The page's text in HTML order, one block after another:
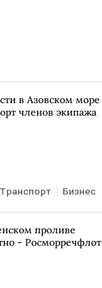
в Азовском море
членов экипажа
Транспорт Бизнес
проливе
- Росморречфлот